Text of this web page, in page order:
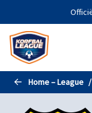
Naar de hoofdinhoud
Home – League